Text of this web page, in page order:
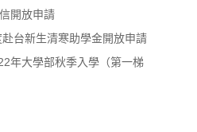
開放申請
台新生清寒助學金開放申請
年大學部秋季入學（第一梯